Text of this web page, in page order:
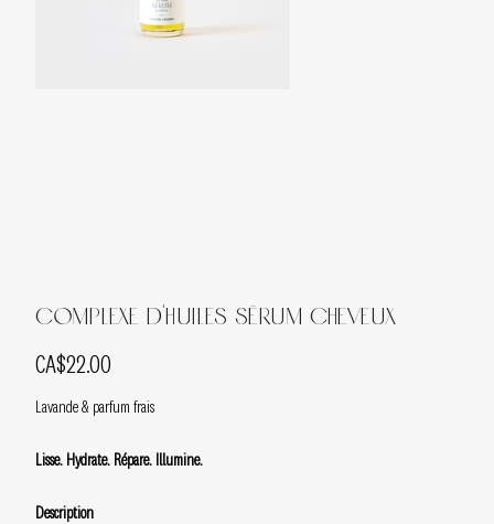
Complexe d'huiles Sérum cheveux
Price
CA$22.00
Lavande & parfum frais
Lisse. Hydrate. Répare. Illumine.
Description